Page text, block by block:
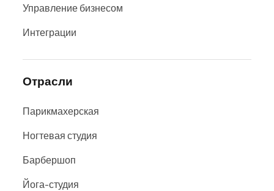
Управление бизнесом
Интеграции
Отрасли
Парикмахерская
Ногтевая студия
Барбершоп
Йога-студия